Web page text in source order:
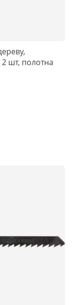
шт, полотна